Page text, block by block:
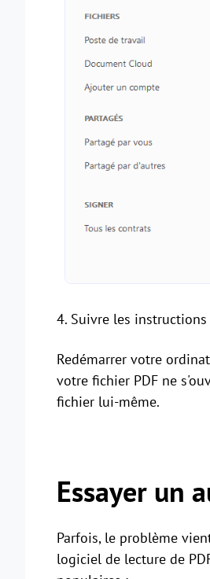
4. Suivre les
Redémarrer votre
votre fichier PDF ne
fichier lui-même.
Essayer un
Parfois, le problème
logiciel de lecture de